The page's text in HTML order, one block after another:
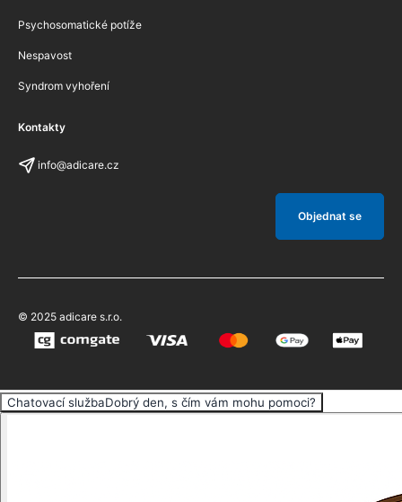
Psychosomatické potíže
Nespavost
Syndrom vyhoření
Kontakty
info@adicare.cz
Objednat se
© 2025 adicare s.r.o.